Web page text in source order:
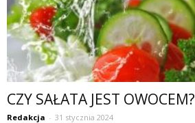
CZY SAŁATA JEST OWOCEM?
Redakcja - 31 stycznia 2024